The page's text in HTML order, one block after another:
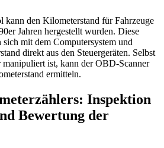
den Kilometerstand für Fahrzeuge
Jahren hergestellt wurden. Diese
sich mit dem Computersystem und
direkt aus den Steuergeräten. Selbst
ist, kann der OBD-Scanner
ermitteln.
Inspektion
Bewertung der